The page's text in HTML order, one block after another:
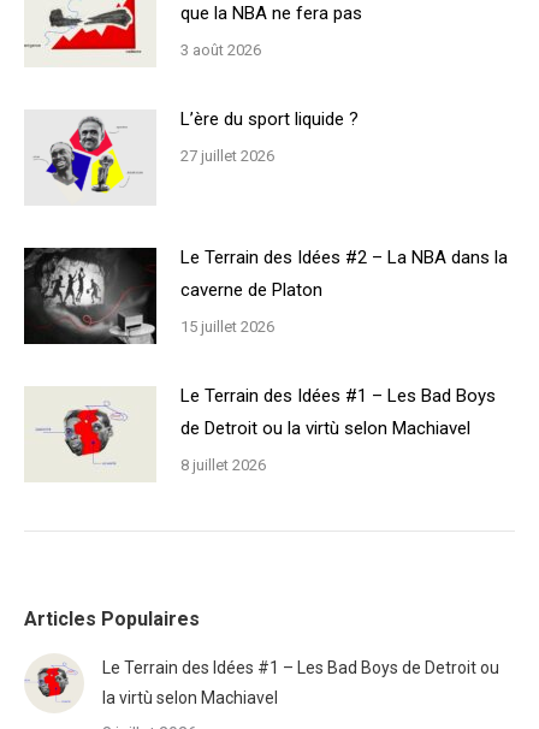
que la NBA ne fera pas
3 août 2026
L’ère du sport liquide ?
27 juillet 2026
Le Terrain des Idées #2 – La NBA dans la
caverne de Platon
15 juillet 2026
Le Terrain des Idées #1 – Les Bad Boys
de Detroit ou la virtù selon Machiavel
8 juillet 2026
Articles Populaires
Le Terrain des Idées #1 – Les Bad Boys de Detroit ou
la virtù selon Machiavel